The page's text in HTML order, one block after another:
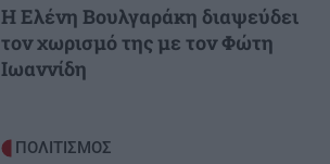
Η Ελένη Βουλγαράκη διαψεύδει
τον χωρισμό της με τον Φώτη
Ιωαννίδη
ΠΟΛΙΤΙΣΜΟΣ